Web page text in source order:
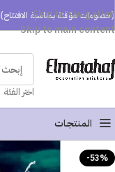
Skip to navigation
Skip to main content
(خصومات مؤقتة بمناسبة الافتتاح)
اختر الفئة
المنتجـات
-53%